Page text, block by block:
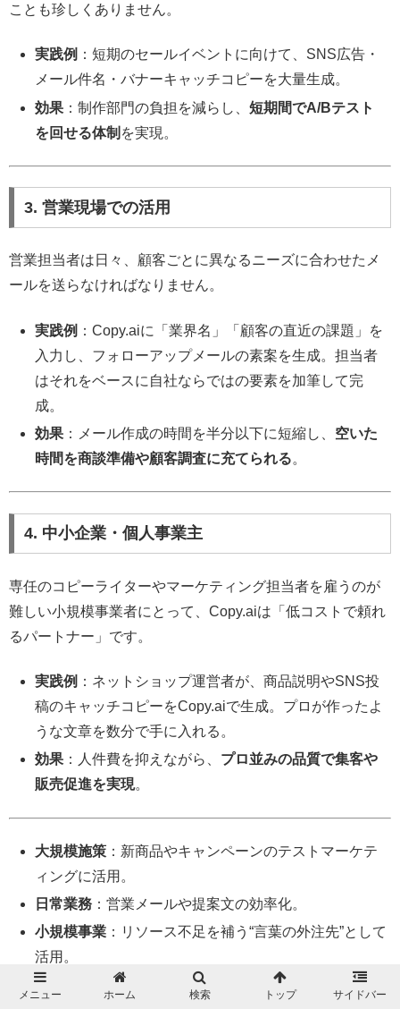
ことも珍しくありません。
実践例 ：短期のセールイベントに向けて、SNS広告・
メール件名・バナーキャッチコピーを大量生成。
効果 ：制作部門の負担を減らし、短期間でA/Bテスト
を回せる体制 を実現。
3. 営業現場での活用
営業担当者は日々、顧客ごとに異なるニーズに合わせたメ
ールを送らなければなりません。
実践例 ：Copy.aiに「業界名」「顧客の直近の課題」を
入力し、フォローアップメールの素案を生成。担当者
はそれをベースに自社ならではの要素を加筆して完
成。
効果 ：メール作成の時間を半分以下に短縮し、 空いた
時間を商談準備や顧客調査に充てられる。
4. 中小企業・個人事業主
専任のコピーライターやマーケティング担当者を雇うのが
難しい小規模事業者にとって、Copy.aiは「低コストで頼れ
るパートナー」です。
実践例 ：ネットショップ運営者が、商品説明やSNS投
稿のキャッチコピーをCopy.aiで生成。プロが作ったよ
うな文章を数分で手に入れる。
効果 ：人件費を抑えながら、 プロ並みの品質で集客や
販売促進を実現。
大規模施策 ：新商品やキャンペーンのテストマーケテ
ィングに活用。
日常業務 ：営業メールや提案文の効率化。
小規模事業 ：リソース不足を補う“言葉の外注先”として
活用。
Copy.aiは企業規模や用途を問わず、実務に直結するシーン
メニュー ホーム 検索 トップ サイドバー